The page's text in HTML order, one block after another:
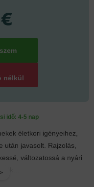
életkori igényeihez,
után javasolt. Rajzolás,
változatossá a nyári
idő: 4-5 nap
nélkül